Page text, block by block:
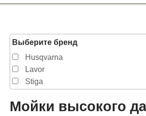
Выберите бренд
Husqvarna
Lavor
Stiga
Мойки высокого